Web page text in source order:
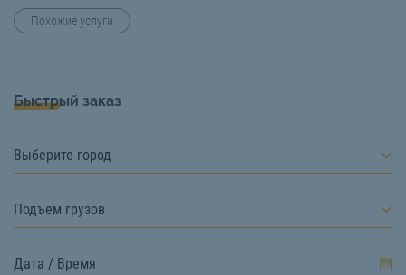
Похожие услуги
Быстрый заказ
Выберите город
Подъем грузов